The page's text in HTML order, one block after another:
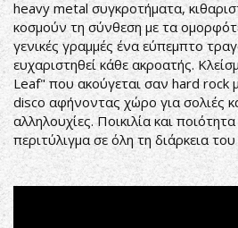
heavy metal συγκροτήματα,
κοσμούν τη σύνθεση με τα
γενικές γραμμές ένα εύπεμπτο
ευχαριστηθεί κάθε ακροατής.
Leaf" που ακούγεται σαν hard rock
disco αφήνοντας χώρο για σολιές
αλληλουχίες. Ποικιλία και
περιτύλιγμα σε όλη τη διάρκεια